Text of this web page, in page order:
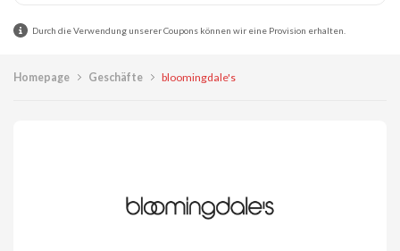
Durch die Verwendung unserer Coupons können wir eine Provision erhalten.
Homepage Geschäfte bloomingdale's